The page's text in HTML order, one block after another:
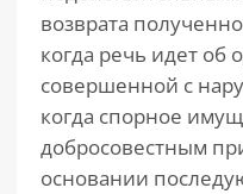
возврата
когда речь идет об
совершенной с
когда спорное
добросовестным
основании